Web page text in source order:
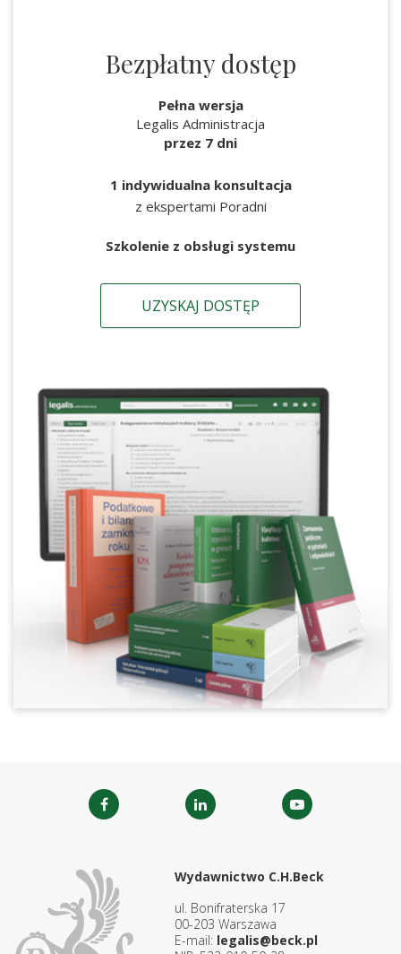
Bezpłatny dostęp
Pełna wersja
Legalis Administracja
przez 7 dni
1 indywidualna konsultacja
z ekspertami Poradni
Szkolenie z obsługi systemu
UZYSKAJ DOSTĘP
Wydawnictwo C.H.Beck
ul. Bonifraterska 17
00-203 Warszawa
E-mail: legalis@beck.pl